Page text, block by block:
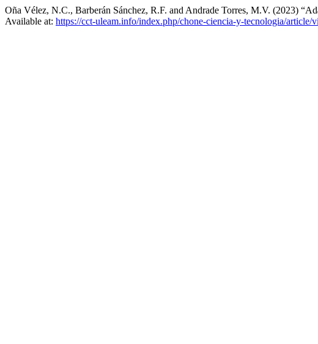
Oña Vélez, N.C., Barberán Sánchez, R.F. and Andrade Torres, M.V. (2023)
Available at: https://cct-uleam.info/index.php/chone-ciencia-y-tecnologia/article/